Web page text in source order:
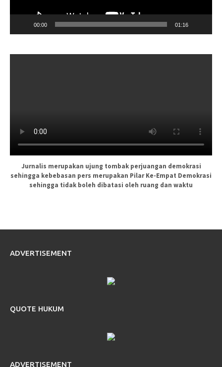
00:00 01:16
Jurnalis merupakan ujung tombak perjuangan demokrasi
sehingga kebebasan pers merupakan Pilar Ke-Empat Demokrasi
sehingga tidak boleh dibatasi oleh ruang dan waktu
ADVERTISEMENT
QUOTE HUKUM
ADVERTISEMENT